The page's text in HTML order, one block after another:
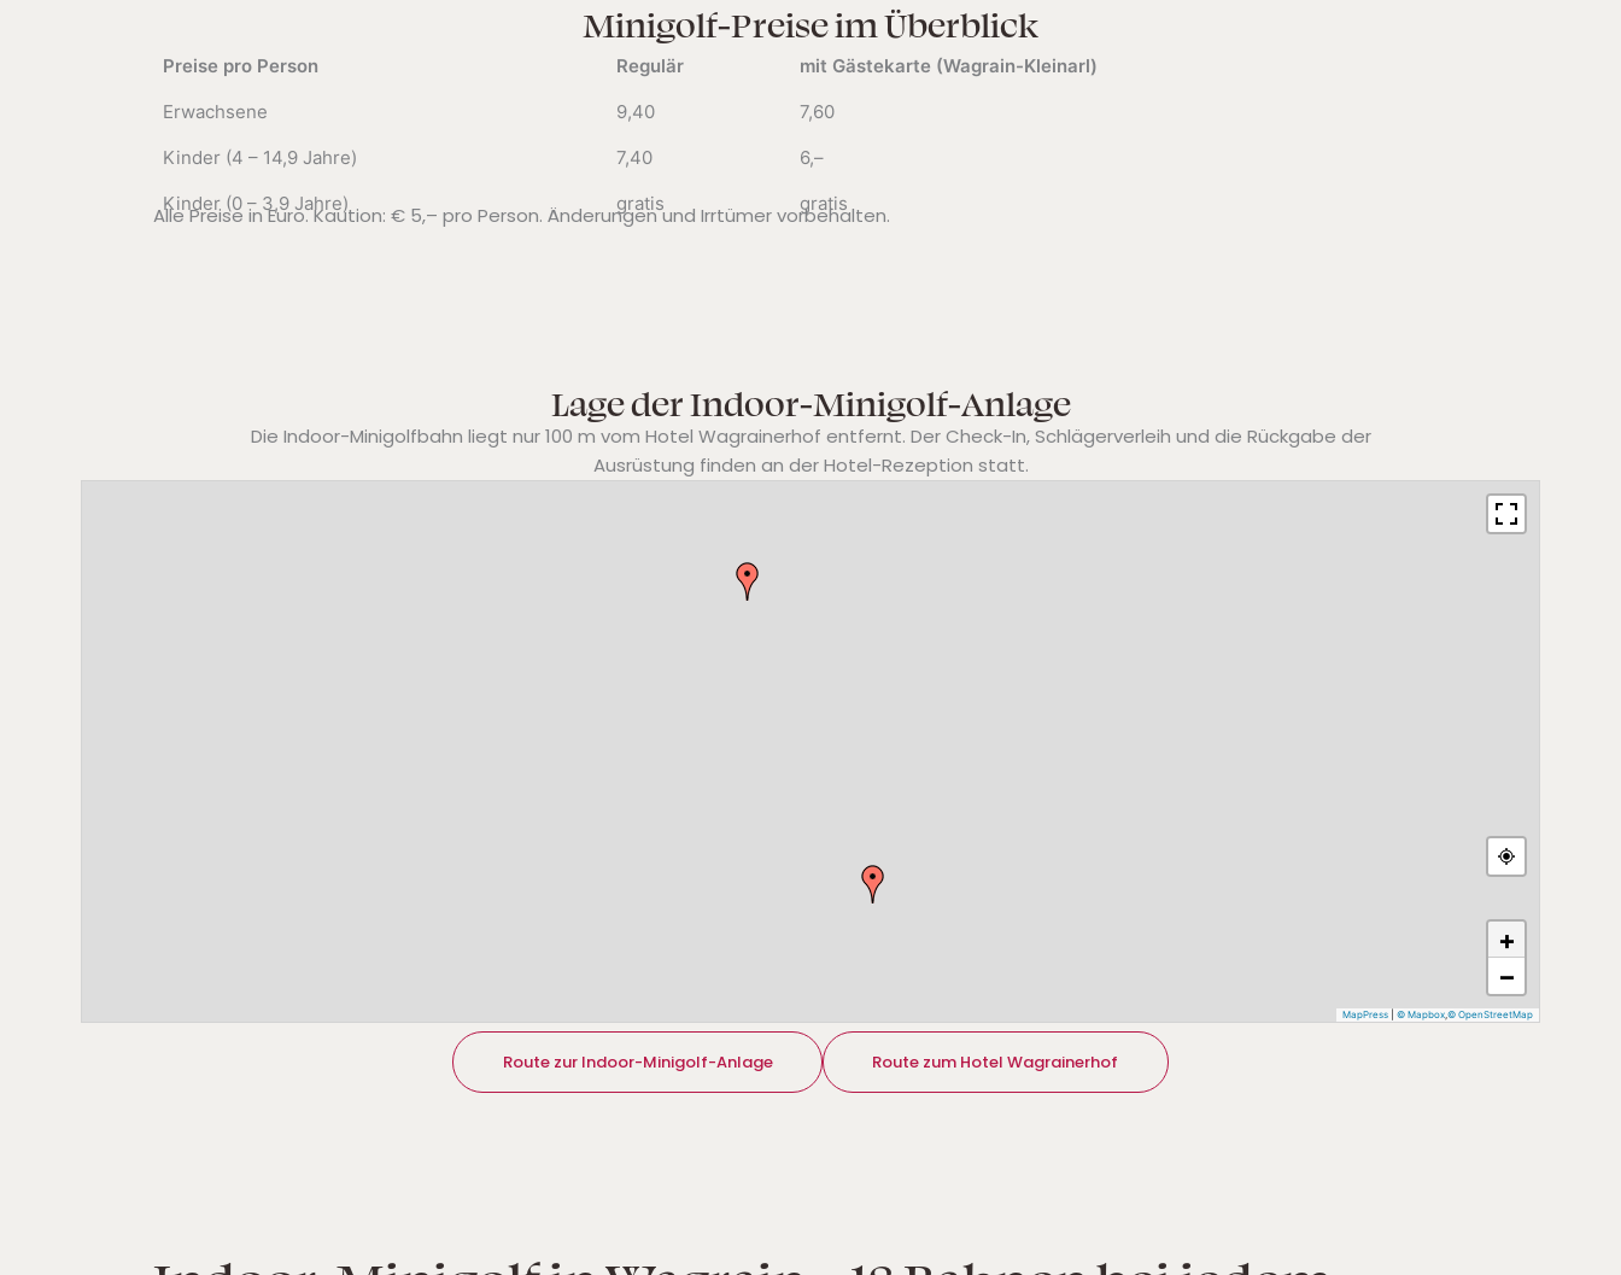
Minigolf-Preise im Überblick
Preise pro Person Regulär
mit Gästekarte (Wagrain-Kleinarl)
Erwachsene
9,40
7,60
Kinder (4 – 14,9 Jahre)
7,40
6,–
Kinder (0 – 3,9 Jahre)
gratis gratis
Alle Preise in Euro. Kaution: € 5,– pro Person. Änderungen und Irrtümer vorbehalten.
Lage der Indoor-Minigolf-Anlage
Die Indoor-Minigolfbahn liegt nur 100 m vom Hotel Wagrainerhof entfernt. Der Check-In, Schlägerverleih und die Rückgabe der
Ausrüstung finden an der Hotel-Rezeption statt.
Route zur Indoor-Minigolf-Anlage Route zum Hotel Wagrainerhof